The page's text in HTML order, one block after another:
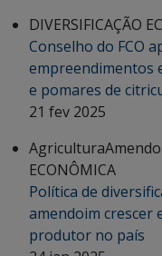
DIVERSIFICAÇÃO
Conselho do FCO
empreendimentos
e pomares de
21 fev 2025
Agricultura
ECONÔMICA
Política de
amendoim crescer
produtor no país